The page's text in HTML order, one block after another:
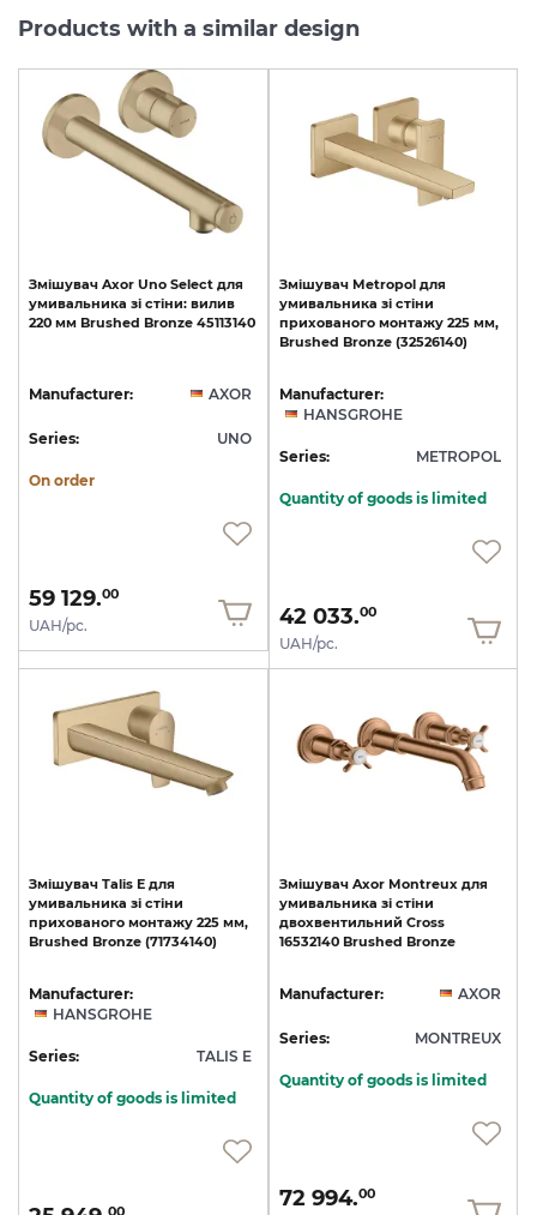
Products with a similar design
Змішувач Axor Uno Select для
умивальника зі стіни: вилив
220 мм Brushed Bronze 45113140
Manufacturer: AXOR
Series: UNO
On order
59 129.00
UAH/pc.
Змішувач Metropol для
умивальника зі стіни
прихованого монтажу 225 мм,
Brushed Bronze (32526140)
Manufacturer:
HANSGROHE
Series: METROPOL
Quantity of goods is limited
42 033.00
UAH/pc.
Змішувач Talis E для
умивальника зі стіни
прихованого монтажу 225 мм,
Brushed Bronze (71734140)
Manufacturer:
HANSGROHE
Series: TALIS E
Quantity of goods is limited
00
Змішувач Axor Montreux для
умивальника зі стіни
двохвентильний Cross
16532140 Brushed Bronze
Manufacturer: AXOR
Series: MONTREUX
Quantity of goods is limited
72 994.00